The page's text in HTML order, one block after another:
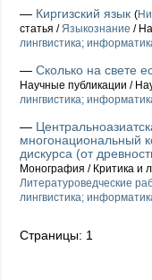
— Киргизский язык (
статья /Языкознание /
лингвистика;
— Сколько на свете
Научные публикации /
лингвистика;
—
многонациональный
дискурса (от
Монография / Критика и
Литературоведческие
лингвистика;
Страницы: 1